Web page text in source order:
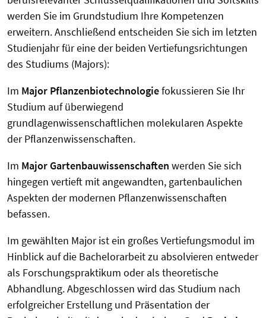
werden Sie im Grundstudium Ihre Kompetenzen
erweitern. Anschließend entscheiden Sie sich im letzten
Studienjahr für eine der beiden Vertiefungsrichtungen
des Studiums (Majors):
Im Major Pflanzenbiotechnologiefokussieren Sie Ihr
Studium auf überwiegend
grundlagenwissenschaftlichen molekularen Aspekte
der Pflanzenwissenschaften.
Im Major Gartenbauwissenschaften werden Sie sich
hingegen vertieft mit angewandten, gartenbaulichen
Aspekten der modernen Pflanzenwissenschaften
befassen.
Im gewählten Major ist ein großes Vertiefungsmodul im
Hinblick auf die Bachelorarbeit zu absolvieren entweder
als Forschungspraktikum oder als theoretische
Abhandlung. Abgeschlossen wird das Studium nach
erfolgreicher Erstellung und Präsentation der